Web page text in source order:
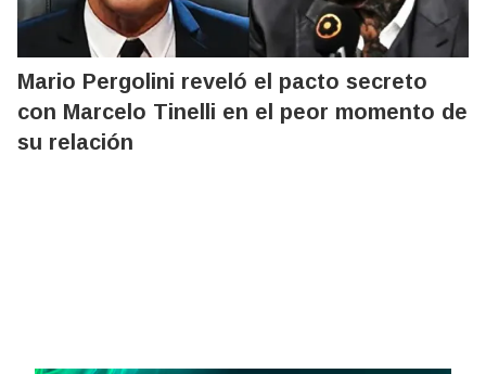
Mario Pergolini reveló el pacto secreto
con Marcelo Tinelli en el peor momento de
su relación